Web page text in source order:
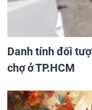
Danh tính đối
chợ ở TP.HCM